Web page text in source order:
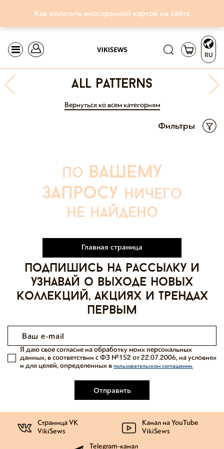
Как оплатить иностранной картой на сайте
RU
all patterns
Вернуться ко всем категориям
Фильтры
по вашему
запросу ничего
не найдено
Главная страница
Подпишись на рассылку и
узнавай о выходе новых
коллекций, акциях и трендах
первым
Отправить
Я даю свое согласие на обработку моих персональных
данных, в соответствии с ФЗ №152 от 22.07.2006, на условиях
и для целей, определенных в пользовательском соглашении.
Страница VK
VikiSews
Канал на YouTube
VikiSews
Telegram-канал